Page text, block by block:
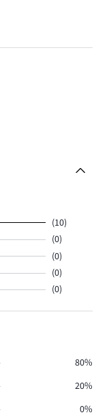
(10)
(0)
(0)
(0)
(0)
80%
20%
0%